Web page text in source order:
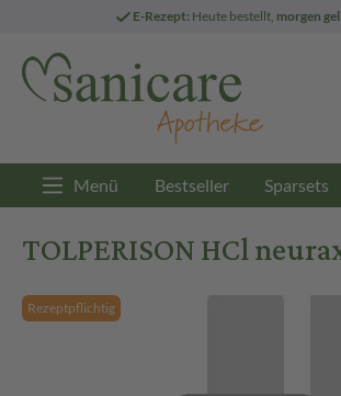
E-Rezept: Heute bestellt, morgen
Menü Bestseller Sparsets
TOLPERISON HCl
Rezeptpflichtig